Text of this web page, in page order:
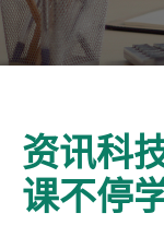
资讯科
课不停